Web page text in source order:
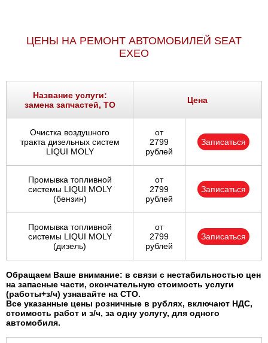
ЦЕНЫ НА РЕМОНТ АВТОМОБИЛЕЙ SEAT
EXEO
Название услуги:
замена запчастей, ТО
Цена
Очистка воздушного
тракта дизельных систем
LIQUI MOLY
от
2799
рублей
Записаться
Промывка топливной
системы LIQUI MOLY
(бензин)
от
2799
рублей
Записаться
Промывка топливной
системы LIQUI MOLY
(дизель)
от
2799
рублей
Записаться
Обращаем Ваше внимание: в связи с нестабильностью цен
на запасные части, окончательную стоимость услуги
(работы+з/ч) узнавайте на СТО.
Все указанные цены розничные в рублях, включают НДС,
стоимость работ и з/ч, за одну услугу, для одного
автомобиля.